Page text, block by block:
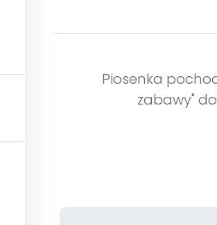
Piosenka
zabawy"